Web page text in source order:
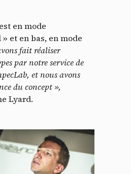
en mode
et en bas, en mode
fait réaliser
par notre service de
et nous avons
du concept »,
Lyard.